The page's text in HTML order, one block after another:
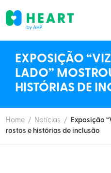
EXPOSIÇÃO
LADO”
HISTÓRIAS DE
Home / Notícias / Exposição
rostos e histórias de inclusão